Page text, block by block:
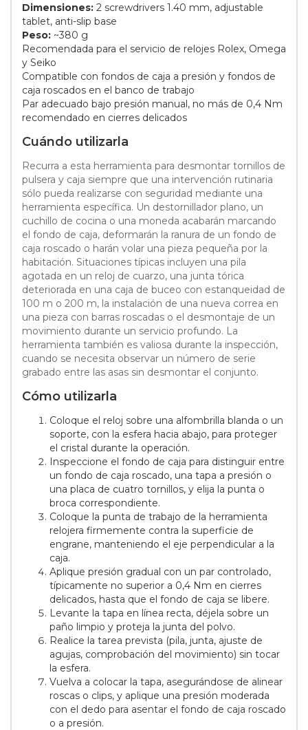
Dimensiones: 2 screwdrivers 1.40 mm, adjustable
tablet, anti-slip base
Peso: ~380 g
Recomendada para el servicio de relojes Rolex, Omega
y Seiko
Compatible con fondos de caja a presión y fondos de
caja roscados en el banco de trabajo
Par adecuado bajo presión manual, no más de 0,4 Nm
recomendado en cierres delicados
Cuándo utilizarla
Recurra a esta herramienta para desmontar tornillos de
pulsera y caja siempre que una intervención rutinaria
sólo pueda realizarse con seguridad mediante una
herramienta específica. Un destornillador plano, un
cuchillo de cocina o una moneda acabarán marcando
el fondo de caja, deformarán la ranura de un fondo de
caja roscado o harán volar una pieza pequeña por la
habitación. Situaciones típicas incluyen una pila
agotada en un reloj de cuarzo, una junta tórica
deteriorada en una caja de buceo con estanqueidad de
100 m o 200 m, la instalación de una nueva correa en
una pieza con barras roscadas o el desmontaje de un
movimiento durante un servicio profundo. La
herramienta también es valiosa durante la inspección,
cuando se necesita observar un número de serie
grabado entre las asas sin desmontar el conjunto.
Cómo utilizarla
Coloque el reloj sobre una alfombrilla blanda o un
soporte, con la esfera hacia abajo, para proteger
el cristal durante la operación.
Inspeccione el fondo de caja para distinguir entre
un fondo de caja roscado, una tapa a presión o
una placa de cuatro tornillos, y elija la punta o
broca correspondiente.
Coloque la punta de trabajo de la herramienta
relojera firmemente contra la superficie de
engrane, manteniendo el eje perpendicular a la
caja.
Aplique presión gradual con un par controlado,
típicamente no superior a 0,4 Nm en cierres
delicados, hasta que el fondo de caja se libere.
Levante la tapa en línea recta, déjela sobre un
paño limpio y proteja la junta del polvo.
Realice la tarea prevista (pila, junta, ajuste de
agujas, comprobación del movimiento) sin tocar
la esfera.
Vuelva a colocar la tapa, asegurándose de alinear
roscas o clips, y aplique una presión moderada
con el dedo para asentar el fondo de caja roscado
o a presión.